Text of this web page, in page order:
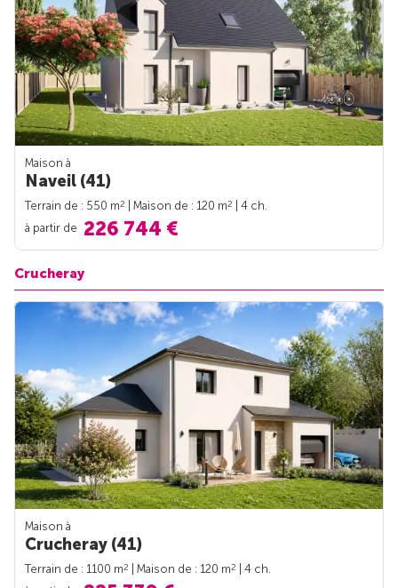
Maison à
Naveil (41)
Terrain de : 550 m2 | Maison de : 120 m2
| 4 ch.
à partir de 226 744 €
Crucheray
Maison à
Crucheray (41)
Terrain de : 1100 m2 | Maison de : 120 m2
| 4 ch.